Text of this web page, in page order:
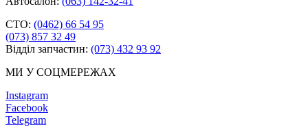
СТО: (0462) 66 54 95
(073) 857 32 49
Відділ запчастин: (073) 432 93 92
МИ У СОЦМЕРЕЖАХ
Instagram
Facebook
Telegram